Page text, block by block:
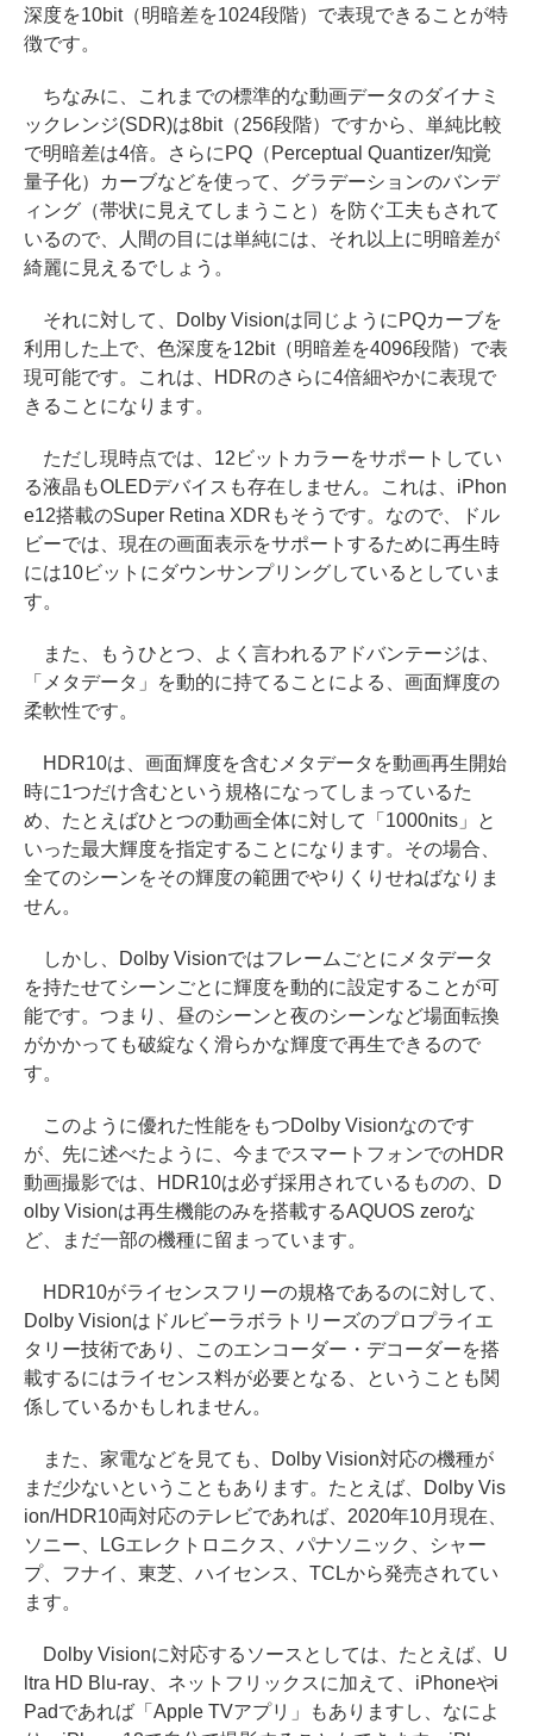
深度を10bit（明暗差を1024段階）で表現できることが特
徴です。
ちなみに、これまでの標準的な動画データのダイナミ
ックレンジ(SDR)は8bit（256段階）ですから、単純比較
で明暗差は4倍。さらにPQ（Perceptual Quantizer/知覚
量子化）カーブなどを使って、グラデーションのバンデ
ィング（帯状に見えてしまうこと）を防ぐ工夫もされて
いるので、人間の目には単純には、それ以上に明暗差が
綺麗に見えるでしょう。
それに対して、Dolby Visionは同じようにPQカーブを
利用した上で、色深度を12bit（明暗差を4096段階）で表
現可能です。これは、HDRのさらに4倍細やかに表現で
きることになります。
ただし現時点では、12ビットカラーをサポートしてい
る液晶もOLEDデバイスも存在しません。これは、iPhon
e12搭載のSuper Retina XDRもそうです。なので、ドル
ビーでは、現在の画面表示をサポートするために再生時
には10ビットにダウンサンプリングしているとしていま
す。
また、もうひとつ、よく言われるアドバンテージは、
「メタデータ」を動的に持てることによる、画面輝度の
柔軟性です。
HDR10は、画面輝度を含むメタデータを動画再生開始
時に1つだけ含むという規格になってしまっているた
め、たとえばひとつの動画全体に対して「1000nits」と
いった最大輝度を指定することになります。その場合、
全てのシーンをその輝度の範囲でやりくりせねばなりま
せん。
しかし、Dolby Visionではフレームごとにメタデータ
を持たせてシーンごとに輝度を動的に設定することが可
能です。つまり、昼のシーンと夜のシーンなど場面転換
がかかっても破綻なく滑らかな輝度で再生できるので
す。
このように優れた性能をもつDolby Visionなのです
が、先に述べたように、今までスマートフォンでのHDR
動画撮影では、HDR10は必ず採用されているものの、D
olby Visionは再生機能のみを搭載するAQUOS zeroな
ど、まだ一部の機種に留まっています。
HDR10がライセンスフリーの規格であるのに対して、
Dolby Visionはドルビーラボラトリーズのプロプライエ
タリー技術であり、このエンコーダー・デコーダーを搭
載するにはライセンス料が必要となる、ということも関
係しているかもしれません。
また、家電などを見ても、Dolby Vision対応の機種が
まだ少ないということもあります。たとえば、Dolby Vis
ion/HDR10両対応のテレビであれば、2020年10月現在、
ソニー、LGエレクトロニクス、パナソニック、シャー
プ、フナイ、東芝、ハイセンス、TCLから発売されてい
ます。
Dolby Visionに対応するソースとしては、たとえば、U
ltra HD Blu-ray、ネットフリックスに加えて、iPhoneやi
Padであれば「Apple TVアプリ」もありますし、なによ